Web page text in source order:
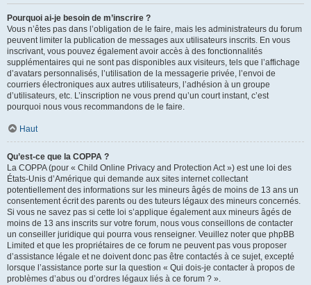
Pourquoi ai-je besoin de m’inscrire ?
Vous n’êtes pas dans l’obligation de le faire, mais les administrateurs du forum
peuvent limiter la publication de messages aux utilisateurs inscrits. En vous
inscrivant, vous pouvez également avoir accès à des fonctionnalités
supplémentaires qui ne sont pas disponibles aux visiteurs, tels que l’affichage
d’avatars personnalisés, l’utilisation de la messagerie privée, l’envoi de
courriers électroniques aux autres utilisateurs, l’adhésion à un groupe
d’utilisateurs, etc. L’inscription ne vous prend qu’un court instant, c’est
pourquoi nous vous recommandons de le faire.
Haut
Qu’est-ce que la COPPA ?
La COPPA (pour « Child Online Privacy and Protection Act ») est une loi des
États-Unis d’Amérique qui demande aux sites internet collectant
potentiellement des informations sur les mineurs âgés de moins de 13 ans un
consentement écrit des parents ou des tuteurs légaux des mineurs concernés.
Si vous ne savez pas si cette loi s’applique également aux mineurs âgés de
moins de 13 ans inscrits sur votre forum, nous vous conseillons de contacter
un conseiller juridique qui pourra vous renseigner. Veuillez noter que phpBB
Limited et que les propriétaires de ce forum ne peuvent pas vous proposer
d’assistance légale et ne doivent donc pas être contactés à ce sujet, excepté
lorsque l’assistance porte sur la question « Qui dois-je contacter à propos de
problèmes d’abus ou d’ordres légaux liés à ce forum ? ».